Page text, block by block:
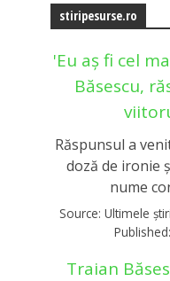
stiripesurse.ro
'Eu aș fi cel
Băsescu,
Răspunsul a
doză de ironie
nume
Source: Ultimele
Published:
Traian